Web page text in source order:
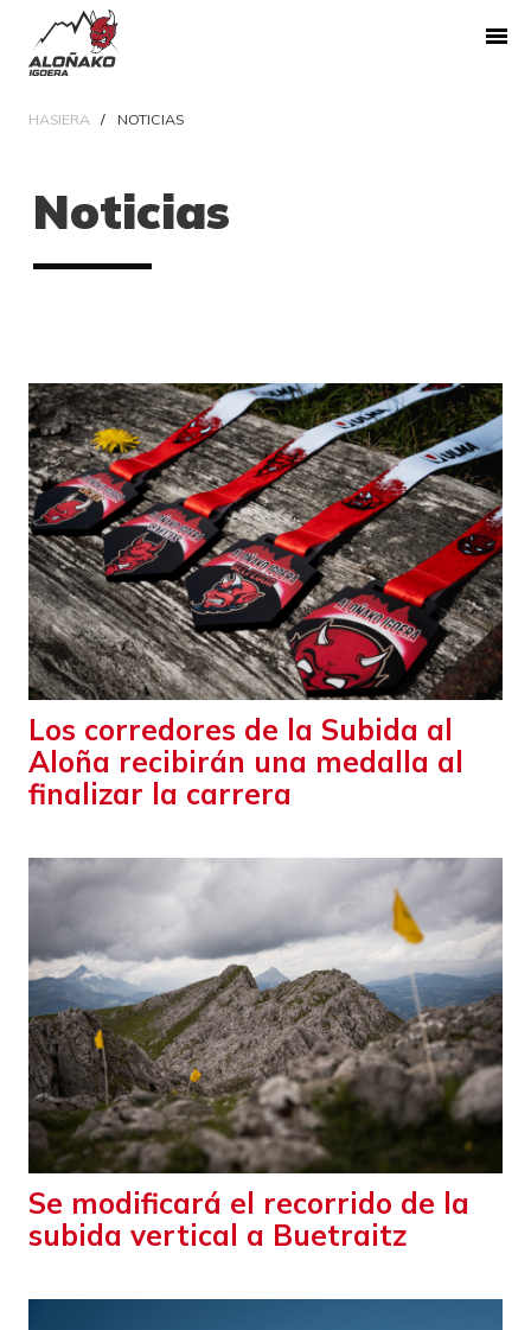
HASIERA NOTICIAS
Noticias
Los corredores de la Subida al
Aloña recibirán una medalla al
finalizar la carrera
Se modificará el recorrido de la
subida vertical a Buetraitz